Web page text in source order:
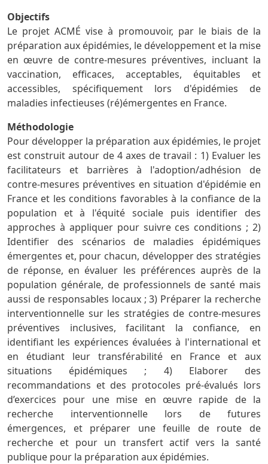
Objectifs
Le projet ACMÉ vise à promouvoir, par le biais de la
préparation aux épidémies, le développement et la mise
en œuvre de contre-mesures préventives, incluant la
vaccination, efficaces, acceptables, équitables et
accessibles, spécifiquement lors d'épidémies de
maladies infectieuses (ré)émergentes en France.
Méthodologie
Pour développer la préparation aux épidémies, le projet
est construit autour de 4 axes de travail : 1) Evaluer les
facilitateurs et barrières à l'adoption/adhésion de
contre-mesures préventives en situation d'épidémie en
France et les conditions favorables à la confiance de la
population et à l'équité sociale puis identifier des
approches à appliquer pour suivre ces conditions ; 2)
Identifier des scénarios de maladies épidémiques
émergentes et, pour chacun, développer des stratégies
de réponse, en évaluer les préférences auprès de la
population générale, de professionnels de santé mais
aussi de responsables locaux ; 3) Préparer la recherche
interventionnelle sur les stratégies de contre-mesures
préventives inclusives, facilitant la confiance, en
identifiant les expériences évaluées à l'international et
en étudiant leur transférabilité en France et aux
situations épidémiques ; 4) Elaborer des
recommandations et des protocoles pré-évalués lors
d’exercices pour une mise en œuvre rapide de la
recherche interventionnelle lors de futures
émergences, et préparer une feuille de route de
recherche et pour un transfert actif vers la santé
publique pour la préparation aux épidémies.